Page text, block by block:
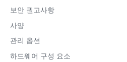
보안 권고사항
사양
관리 옵션
하드웨어 구성 요소